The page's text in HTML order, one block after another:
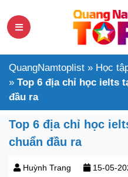
QuangNamtoplist » Học
» Top 6 địa chỉ học ielts
đầu ra
Top 6 địa chỉ học
chuẩn đầu ra
Huỳnh Trang 15-05-